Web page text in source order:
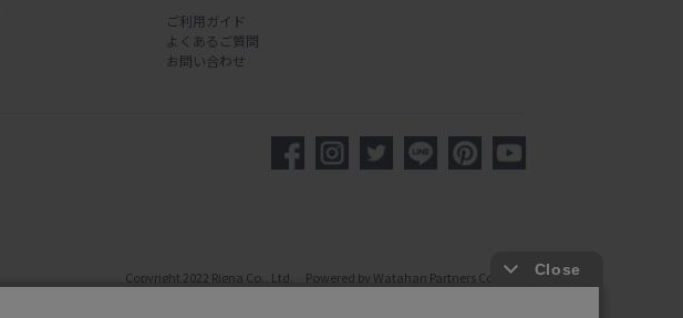
ご利用ガイド
よくあるご質問
お問い合わせ
Copyright 2022 Rigna Co., Ltd. Powered by Watahan Partners Co., Ltd.